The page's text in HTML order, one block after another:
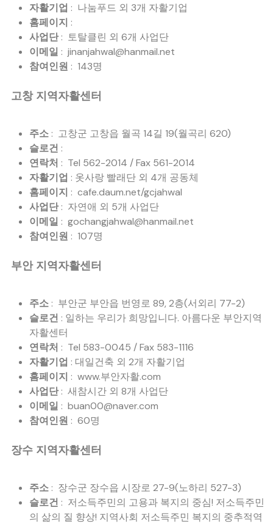
자활기업 : 나눔푸드 외 3개 자활기업
홈페이지 :
사업단: 토탈클린 외 6개 사업단
이메일 : jinanjahwal@hanmail.net
참여인원 : 143명
고창 지역자활센터
주소 : 고창군 고창읍 월곡 14길 19(월곡리 620)
슬로건 :
연락처 : Tel 562-2014 / Fax 561-2014
자활기업 : 옷사랑 빨래단 외 4개 공동체
홈페이지 : cafe.daum.net/gcjahwal
사업단: 자연애 외 5개 사업단
이메일 : gochangjahwal@hanmail.net
참여인원 : 107명
부안 지역자활센터
주소 : 부안군 부안읍 번영로 89, 2층(서외리 77-2)
슬로건 : 일하는 우리가 희망입니다. 아름다운 부안지역
자활센터
연락처 : Tel 583-0045 / Fax 583-1116
자활기업 : 대일건축 외 2개 자활기업
홈페이지 : www.부안자활.com
사업단: 새참시간 외 8개 사업단
이메일 : buan00@naver.com
참여인원 : 60명
장수 지역자활센터
주소 : 장수군 장수읍 시장로 27-9(노하리 527-3)
슬로건 : 저소득주민의 고용과 복지의 중심! 저소득주민
의 삶의 질 향상! 지역사회 저소득주민 복지의 중추적역